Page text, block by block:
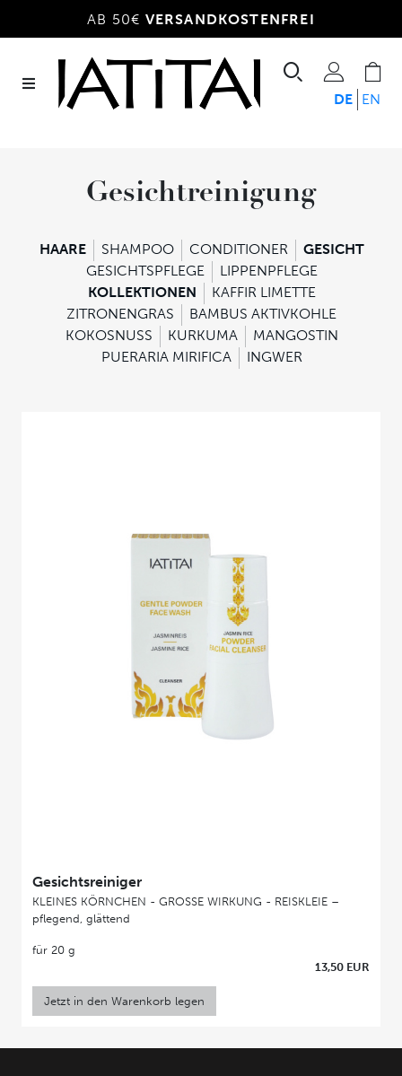
AB 50€ VERSANDKOSTENFREI
DE EN
Suchen
Gesichtreinigung
HAARE SHAMPOO CONDITIONER
GESICHT
GESICHTSPFLEGE
LIPPENPFLEGE
KOLLEKTIONEN
KAFFIR LIMETTE
ZITRONENGRAS
BAMBUS AKTIVKOHLE
KOKOSNUSS
KURKUMA
MANGOSTIN
PUERARIA MIRIFICA
INGWER
Gesichtsreiniger
KLEINES KÖRNCHEN - GROSSE WIRKUNG - REISKLEIE –
pflegend, glättend
13,50 EUR
für 20 g
Jetzt in den Warenkorb legen